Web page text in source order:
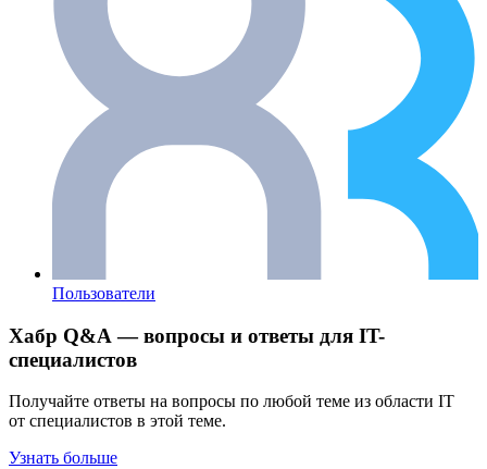
Пользователи
Хабр Q&A — вопросы и ответы для IT-
специалистов
Получайте ответы на вопросы по любой теме из области IT
от специалистов в этой теме.
Узнать больше